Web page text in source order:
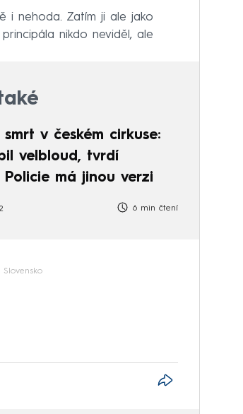
i nehoda. Zatím ji ale jako
nikdo neviděl, ale
v českém cirkuse:
velbloud, tvrdí
Policie má jinou verzi
6 min čtení
Slovensko